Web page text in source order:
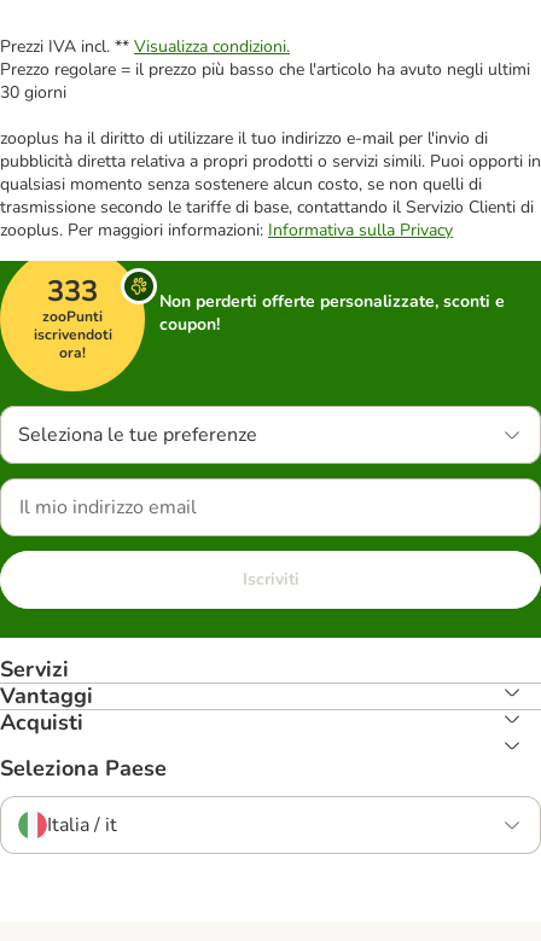
Prezzi IVA incl. ** Visualizza condizioni.
Prezzo regolare = il prezzo più basso che l'articolo ha avuto negli ultimi
30 giorni
zooplus ha il diritto di utilizzare il tuo indirizzo e-mail per l'invio di
pubblicità diretta relativa a propri prodotti o servizi simili. Puoi opporti in
qualsiasi momento senza sostenere alcun costo, se non quelli di
trasmissione secondo le tariffe di base, contattando il Servizio Clienti di
zooplus. Per maggiori informazioni: Informativa sulla Privacy
333
zooPunti
iscrivendoti
ora!
Non perderti offerte personalizzate, sconti e
coupon!
Seleziona le tue preferenze
Iscriviti
Servizi
Vantaggi
Acquisti
Seleziona Paese
Italia / it